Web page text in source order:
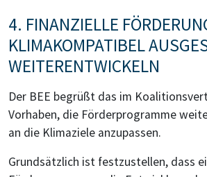
4. FINANZIELLE
KLIMAKOMPATIBEL
WEITERENTWICKELN
Der BEE begrüßt das im
Vorhaben, die Förderprogramme
an die Klimaziele anzupassen.
Grundsätzlich ist festzustellen, dass